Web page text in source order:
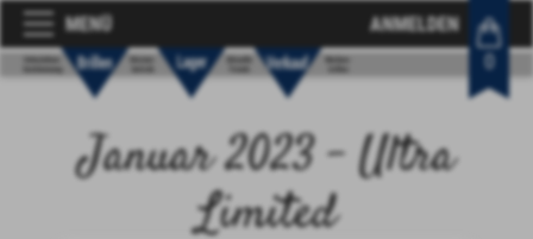
MENÜ ANMELDEN
0
Januar 2023 – Ultra
Limited